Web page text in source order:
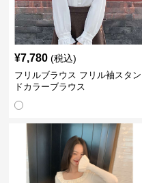
¥7,780 (税込)
フリルブラウス フリル袖スタン
ドカラーブラウス